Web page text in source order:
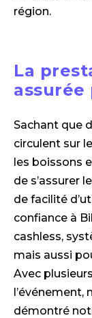
région.
La
Sachant que
circulent sur
les boissons
de s’assurer
de facilité
confiance à
cashless,
mais aussi
Avec
l’événement,
démontré